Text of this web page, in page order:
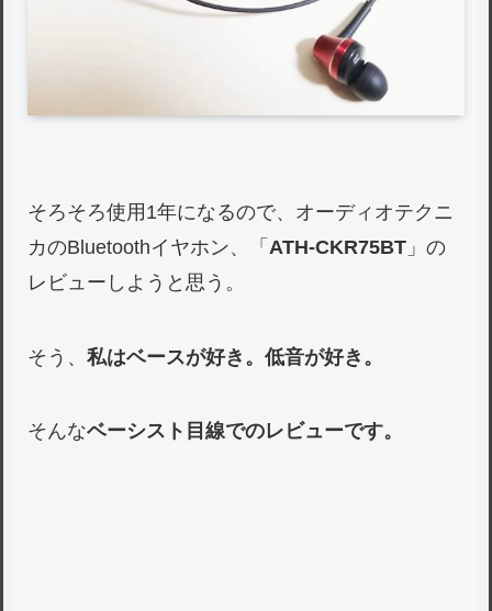
そろそろ使用1年になるので、オーディオテクニ
カのBluetoothイヤホン、「 ATH-CKR75BT 」の
レビューしようと思う。
そう、私はベースが好き。低音が好き。
そんなベーシスト目線でのレビューです。